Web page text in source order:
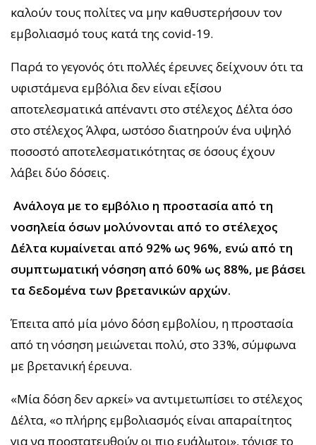
καλούν τους πολίτες να μην καθυστερήσουν τον
εμβολιασμό τους κατά της covid-19.
Παρά το γεγονός ότι πολλές έρευνες δείχνουν ότι τα
υφιστάμενα εμβόλια δεν είναι εξίσου
αποτελεσματικά απέναντι στο στέλεχος Δέλτα όσο
στο στέλεχος Άλφα, ωστόσο διατηρούν ένα υψηλό
ποσοστό αποτελεσματικότητας σε όσους έχουν
λάβει δύο δόσεις.
Ανάλογα με το εμβόλιο η προστασία από τη
νοσηλεία όσων μολύνονται από το στέλεχος
Δέλτα κυμαίνεται από 92% ως 96%, ενώ από τη
συμπτωματική νόσηση από 60% ως 88%, με βάσει
τα δεδομένα των βρετανικών αρχών.
Έπειτα από μία μόνο δόση εμβολίου, η προστασία
από τη νόσηση μειώνεται πολύ, στο 33%, σύμφωνα
με βρετανική έρευνα.
«Μία δόση δεν αρκεί» να αντιμετωπίσει το στέλεχος
Δέλτα, «ο πλήρης εμβολιασμός είναι απαραίτητος
για να προστατευθούν οι πιο ευάλωτοι», τόνισε το